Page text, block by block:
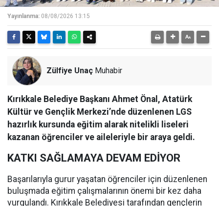
Yayınlanma: 08/08/2026 13:15
Zülfiye Unaç Muhabir
Kırıkkale Belediye Başkanı Ahmet Önal, Atatürk
Kültür ve Gençlik Merkezi’nde düzenlenen LGS
hazırlık kursunda eğitim alarak nitelikli liseleri
kazanan öğrenciler ve aileleriyle bir araya geldi.
KATKI SAĞLAMAYA DEVAM EDİYOR
Başarılarıyla gurur yaşatan öğrenciler için düzenlenen
buluşmada eğitim çalışmalarının önemi bir kez daha
vurgulandı. Kırıkkale Belediyesi tarafından gençlerin